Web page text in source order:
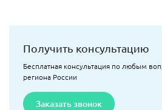
Получить консультацию
Бесплатная консультация по любым
региона России
Заказать звонок